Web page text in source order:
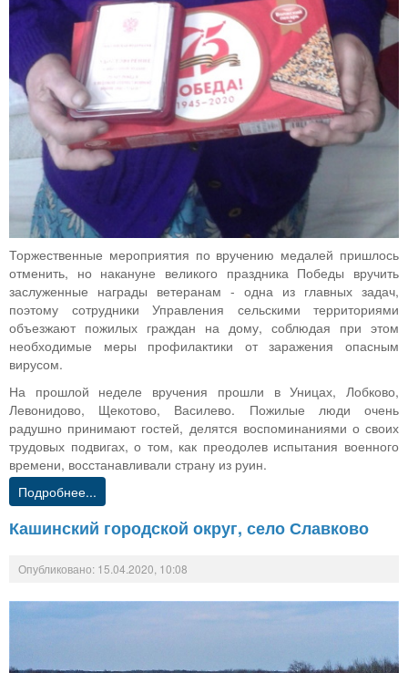
Торжественные мероприятия по вручению медалей пришлось
отменить, но накануне великого праздника Победы вручить
заслуженные награды ветеранам - одна из главных задач,
поэтому сотрудники Управления сельскими территориями
объезжают пожилых граждан на дому, соблюдая при этом
необходимые меры профилактики от заражения опасным
вирусом.
На прошлой неделе вручения прошли в Уницах, Лобково,
Левонидово, Щекотово, Василево. Пожилые люди очень
радушно принимают гостей, делятся воспоминаниями о своих
трудовых подвигах, о том, как преодолев испытания военного
времени, восстанавливали страну из руин.
Подробнее...
Кашинский городской округ, село Славково
Опубликовано: 15.04.2020, 10:08